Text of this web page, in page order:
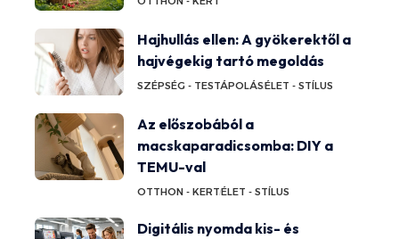
Hajhullás ellen: A gyökerektől a
hajvégekig tartó megoldás
SZÉPSÉG - TESTÁPOLÁSÉLET - STÍLUS
Az előszobából a
macskaparadicsomba: DIY a
TEMU-val
OTTHON - KERTÉLET - STÍLUS
Digitális nyomda kis- és